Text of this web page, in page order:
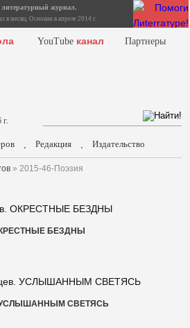
журнал.
в месяц. Основан в апреле 2014 г.
YouTube канал Партнеры
г.
. Редакция . Издательство
» 2015-46-Поэзия
БЕЗДНЫ
УСЛЫШАННЫМ СВЕТЯСЬ